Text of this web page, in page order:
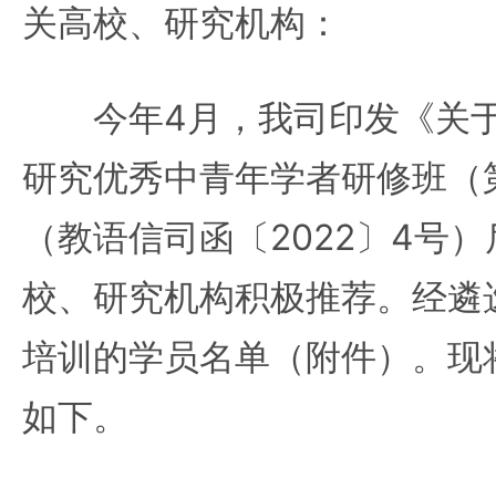
关高校、研究机构：
今年4月，我司印发《关
研究优秀中青年学者研修班
（教语信司函〔2022〕4号
校、研究机构积极推荐。经
培训的学员名单（附件）。
如下。